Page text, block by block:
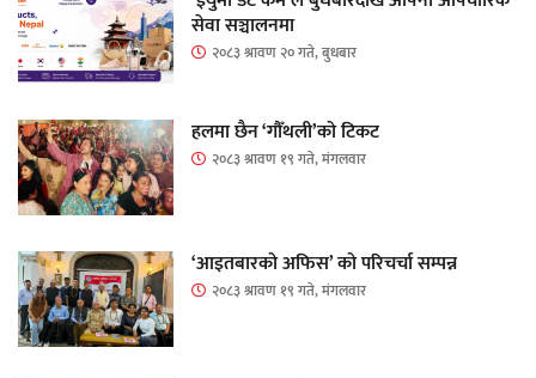
सेवा सञ्चालनमा
२०८३ श्रावण २० गते, बुधबार
हलमा छैन ‘गौँथली’को टिकट
२०८३ श्रावण १९ गते, मंगलवार
‘आइतबारको अफिस’ को परिचर्चा सम्पन्न
२०८३ श्रावण १९ गते, मंगलवार